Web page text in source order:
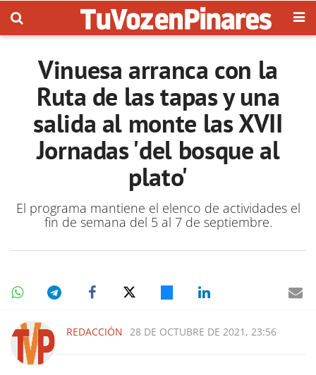
Vinuesa arranca con la
Ruta de las tapas y una
salida al monte las XVII
Jornadas 'del bosque al
plato'
El programa mantiene el elenco de actividades el
fin de semana del 5 al 7 de septiembre.
REDACCIÓN 28 DE OCTUBRE DE 2021, 23:56